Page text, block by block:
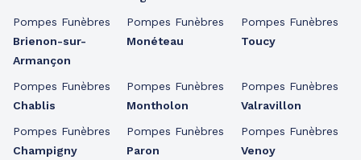
Pompes Funèbres
Brienon-sur-
Armançon
Pompes Funèbres
Chablis
Pompes Funèbres
Champigny
Pompes Funèbres
Monéteau
Pompes Funèbres
Montholon
Pompes Funèbres
Paron
Pompes Funèbres
Toucy
Pompes Funèbres
Valravillon
Pompes Funèbres
Venoy